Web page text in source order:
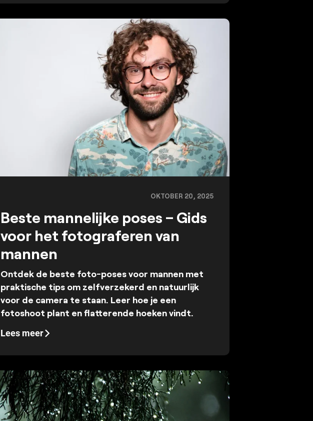
OKTOBER 20, 2025
Beste mannelijke poses – Gids
voor het fotograferen van
mannen
Ontdek de beste foto-poses voor mannen met
praktische tips om zelfverzekerd en natuurlijk
voor de camera te staan. Leer hoe je een
fotoshoot plant en flatterende hoeken vindt.
Lees meer